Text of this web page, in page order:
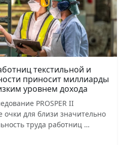
текстильной и
приносит миллиарды
уровнем дохода
PROSPER II
очки для близи значительно
труда работниц …